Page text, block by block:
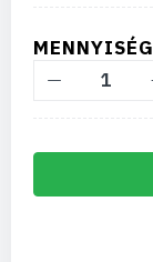
MENNYISÉG